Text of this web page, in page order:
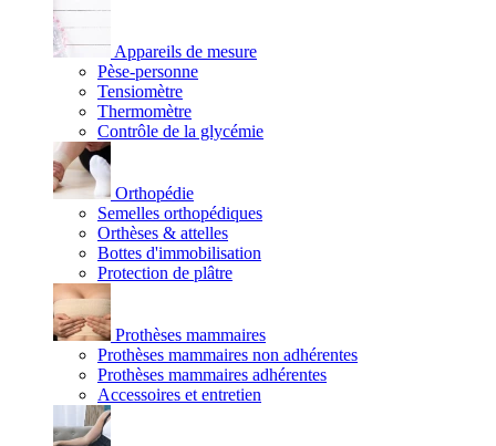
Appareils de mesure
Pèse-personne
Tensiomètre
Thermomètre
Contrôle de la glycémie
Orthopédie
Semelles orthopédiques
Orthèses & attelles
Bottes d'immobilisation
Protection de plâtre
Prothèses mammaires
Prothèses mammaires non adhérentes
Prothèses mammaires adhérentes
Accessoires et entretien